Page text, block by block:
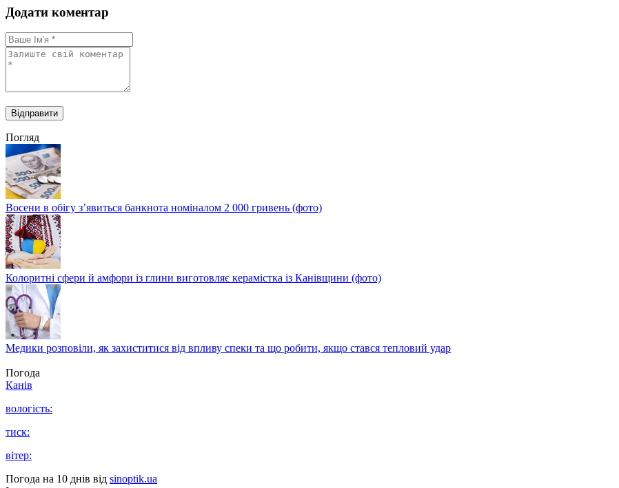
Додати коментар
Погляд
Восени в обігу з’явиться банкнота номіналом 2 000 гривень (фото)
Колоритні сфери й амфори із глини виготовляє керамістка із Канівщини (фото)
Медики розповіли, як захиститися від впливу спеки та що робити, якщо стався тепловий удар
Погода
Канів
вологість:
тиск:
вітер:
Погода на 10 днів від sinoptik.ua